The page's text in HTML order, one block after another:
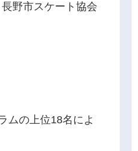
野市スケート協会
ムの上位18名によ